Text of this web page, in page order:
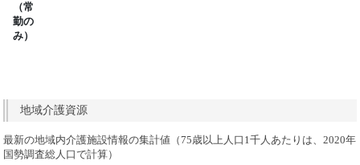
（常
勤の
み）
地域介護資源
最新の地域内介護施設情報の集計値（75歳以上人口1千人あたりは、2020年
国勢調査総人口で計算）